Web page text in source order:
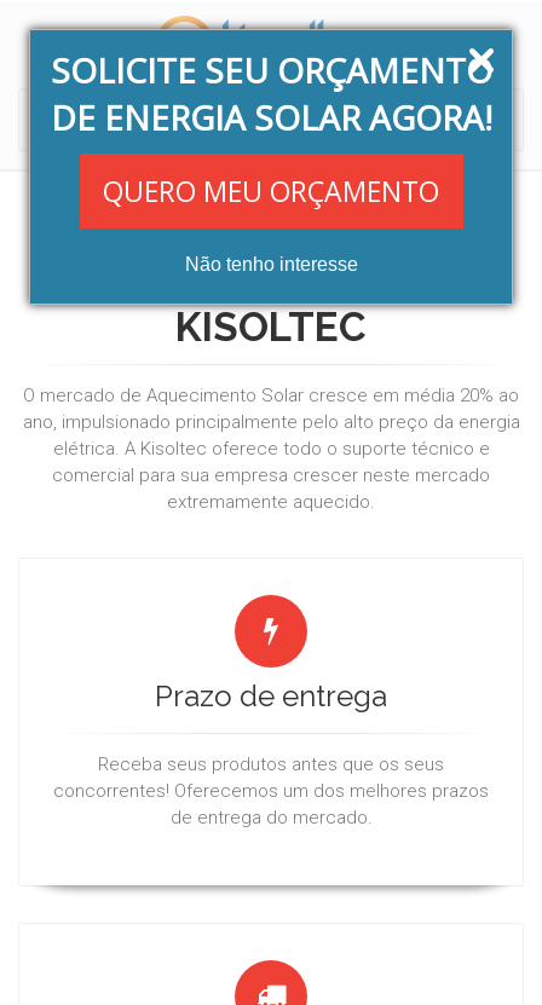
SOLICITE SEU ORÇAMENTO
DE ENERGIA SOLAR AGORA!
QUERO MEU ORÇAMENTO
Não tenho interesse
Toggle
SEJA UMA REVENDA
KISOLTEC
O mercado de Aquecimento Solar cresce em média 20% ao
ano, impulsionado principalmente pelo alto preço da energia
elétrica. A Kisoltec oferece todo o suporte técnico e
comercial para sua empresa crescer neste mercado
extremamente aquecido.
Prazo de entrega
Receba seus produtos antes que os seus
concorrentes! Oferecemos um dos melhores prazos
de entrega do mercado.